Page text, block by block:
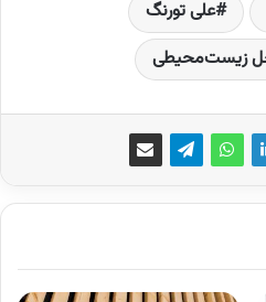
علی تورنگ
زیست‌محیطی